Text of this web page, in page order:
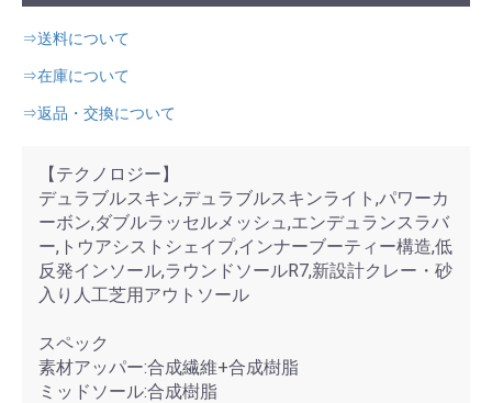
⇒送料について
⇒在庫について
⇒返品・交換について
【テクノロジー】
デュラブルスキン,デュラブルスキンライト,パワーカ
ーボン,ダブルラッセルメッシュ,エンデュランスラバ
ー,トウアシストシェイプ,インナーブーティー構造,低
反発インソール,ラウンドソールR7,新設計クレー・砂
入り人工芝用アウトソール
スペック
素材アッパー:合成繊維+合成樹脂
ミッドソール:合成樹脂